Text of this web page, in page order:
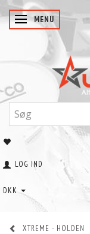
SKIFTE NAVIGATION
MENU
LOG IND
DKK
XTREME - HOLDEN